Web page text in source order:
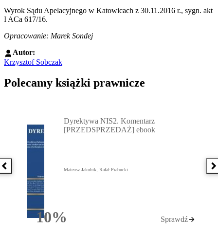
Wyrok Sądu Apelacyjnego w Katowicach z 30.11.2016 r., sygn. akt
I ACa 617/16.
Opracowanie: Marek Sondej
Autor:
Krzysztof Sobczak
Polecamy książki prawnicze
Poprzednia książka
10%Rabatu
Dyrektywa NIS2. Komentarz
[PRZEDSPRZEDAŻ] ebook
Mateusz Jakubik, Rafał Prabucki
Sprawdź